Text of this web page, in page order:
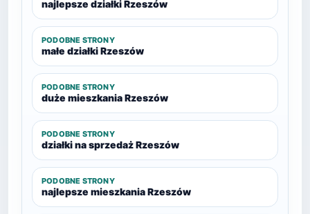
najlepsze działki Rzeszów
PODOBNE STRONY
małe działki Rzeszów
PODOBNE STRONY
duże mieszkania Rzeszów
PODOBNE STRONY
działki na sprzedaż Rzeszów
PODOBNE STRONY
najlepsze mieszkania Rzeszów